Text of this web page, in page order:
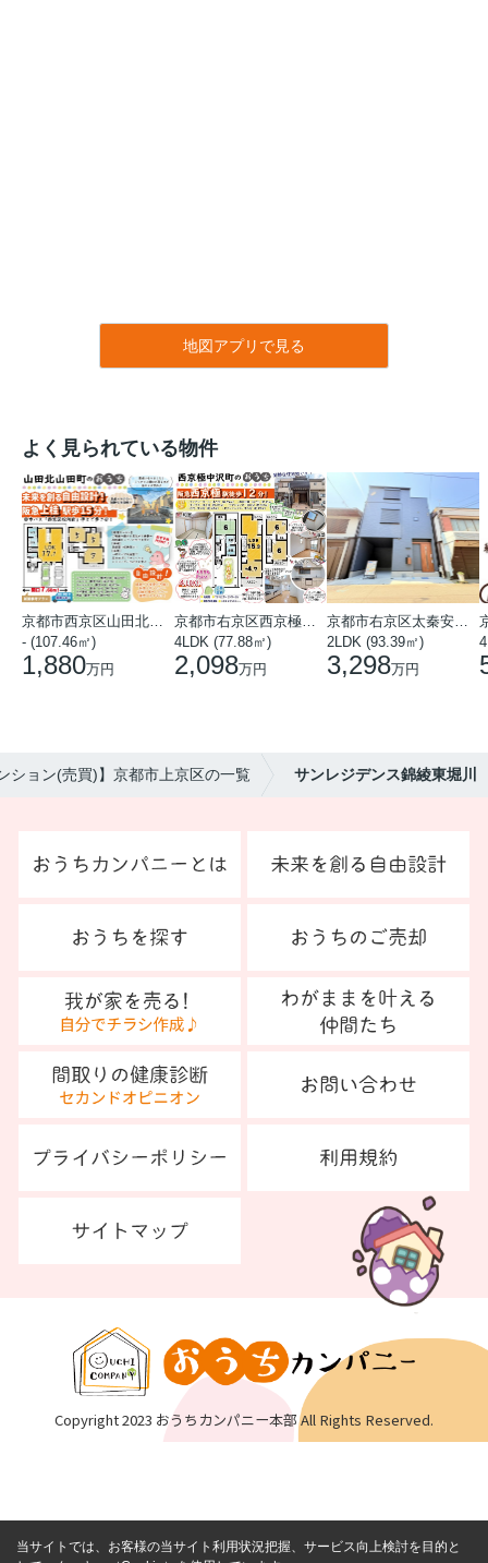
地図アプリで見る
よく見られている物件
京都市西京区山田北山田町
- (107.46㎡)
1,880万円
京都市右京区西京極中沢町
4LDK (77.88㎡)
2,098万円
京都市右京区太秦安井藤ノ木町
2LDK (93.39㎡)
3,298万円
ション(売買)】京都市上京区の一覧 サンレジデンス錦綾東堀川
Copyright 2023 おうちカンパニー本部 All Rights Reserved.
当サイトでは、お客様の当サイト利用状況把握、サービス向上検討を目的と